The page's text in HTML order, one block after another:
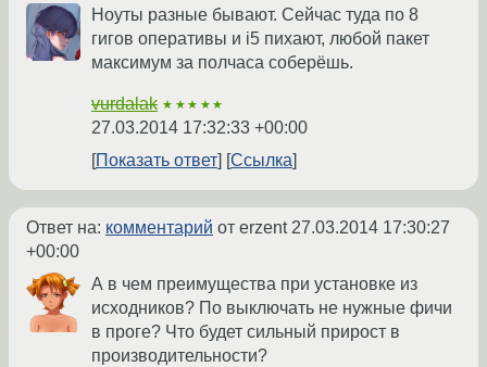
Ноуты разные бывают. Сейчас туда по 8
гигов оперативы и i5 пихают, любой пакет
максимум за полчаса соберёшь.
vurdalak ★★★★★
27.03.2014 17:32:33 +00:00
Показать ответ
Ссылка
Ответ на: комментарий от erzent 27.03.2014 17:30:27
+00:00
А в чем преимущества при установке из
исходников? По выключать не нужные фичи
в проге? Что будет сильный прирост в
производительности?